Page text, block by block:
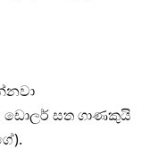
ඩොලර් සත ගාණකුයි